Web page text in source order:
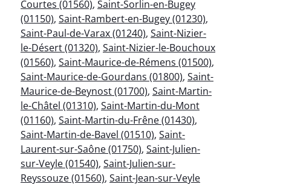
Courtes (01560), Saint-Sorlin-en-Bugey
(01150), Saint-Rambert-en-Bugey (01230),
Saint-Paul-de-Varax (01240), Saint-Nizier-
le-Désert (01320), Saint-Nizier-le-Bouchoux
(01560), Saint-Maurice-de-Rémens (01500),
Saint-Maurice-de-Gourdans (01800), Saint-
Maurice-de-Beynost (01700), Saint-Martin-
le-Châtel (01310), Saint-Martin-du-Mont
(01160), Saint-Martin-du-Frêne (01430),
Saint-Martin-de-Bavel (01510), Saint-
Laurent-sur-Saône (01750), Saint-Julien-
sur-Veyle (01540), Saint-Julien-sur-
Reyssouze (01560), Saint-Jean-sur-Veyle